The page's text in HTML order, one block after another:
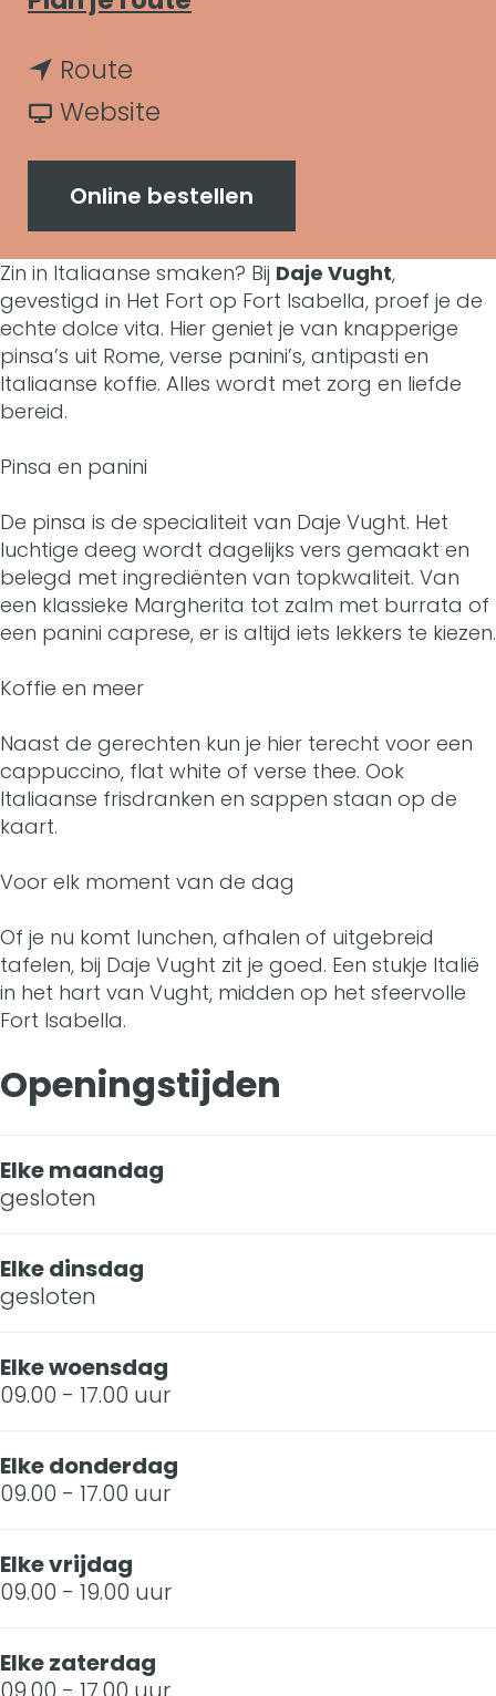
t
a
D
a
j
e
V
u
Route
a
a
r
D
a
j
e
h
t
Website
a
n
D
a
e
h
t
Online bestellen
Zin in Italiaanse smaken? Bij Daje Vught,
gevestigd in Het Fort op Fort Isabella, proef je de
echte dolce vita. Hier geniet je van knapperige
pinsa’s uit Rome, verse panini’s, antipasti en
Italiaanse koffie. Alles wordt met zorg en liefde
bereid.
Pinsa en panini
De pinsa is de specialiteit van Daje Vught. Het
luchtige deeg wordt dagelijks vers gemaakt en
belegd met ingrediënten van topkwaliteit. Van
een klassieke Margherita tot zalm met burrata of
een panini caprese, er is altijd iets lekkers te kiezen.
Koffie en meer
Naast de gerechten kun je hier terecht voor een
cappuccino, flat white of verse thee. Ook
Italiaanse frisdranken en sappen staan op de
kaart.
Voor elk moment van de dag
Of je nu komt lunchen, afhalen of uitgebreid
tafelen, bij Daje Vught zit je goed. Een stukje Italië
in het hart van Vught, midden op het sfeervolle
Fort Isabella.
Openingstijden
Elke maandag
gesloten
Elke dinsdag
gesloten
Elke woensdag
09.00 - 17.00 uur
Elke donderdag
09.00 - 17.00 uur
Elke vrijdag
09.00 - 19.00 uur
Elke zaterdag